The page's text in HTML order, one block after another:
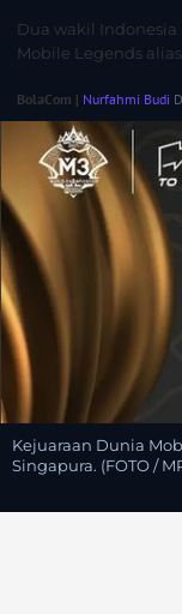
Dua wakil
Mobile Legends
BolaCom | Nurfahmi Budi
Kejuaraan Dunia
Singapura. (FOTO /